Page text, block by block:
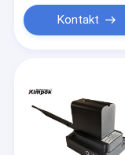
Kontakt